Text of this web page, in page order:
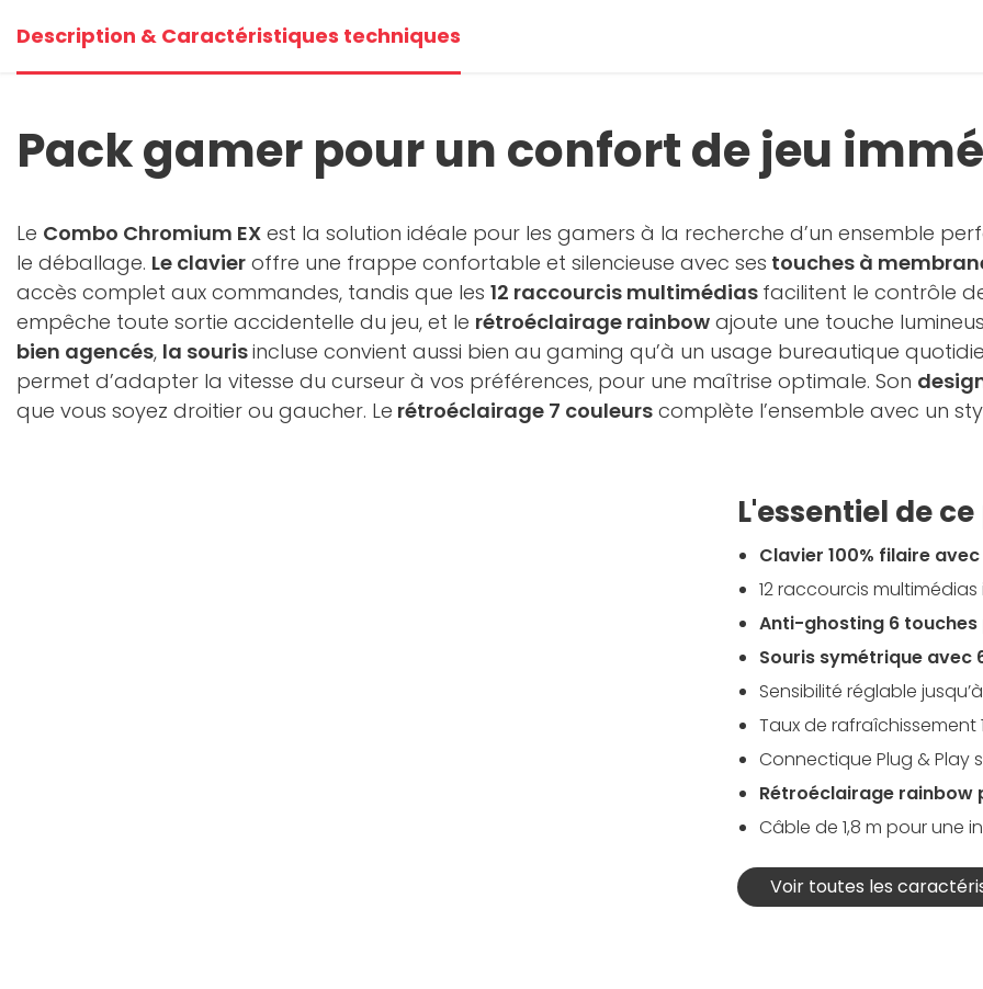
Description & Caractéristiques techniques
Pack gamer pour un confort de jeu
Le Combo Chromium EX est la solution idéale pour les gamers à la recherche d’un ensemble
le déballage. Le clavier offre une frappe confortable et silencieuse avec ses touches à
accès complet aux commandes, tandis que les 12 raccourcis multimédias facilitent le contrôle
empêche toute sortie accidentelle du jeu, et le rétroéclairage rainbow ajoute une touche
bien agencés, la sourisincluse convient aussi bien au gaming qu’à un usage bureautique
permet d’adapter la vitesse du curseur à vos préférences, pour une maîtrise optimale. Son
que vous soyez droitier ou gaucher. Le rétroéclairage 7 couleurs complète l’ensemble avec un
L'essentiel de
Clavier 100% filaire
12 raccourcis
Anti-ghosting 6
Souris symétrique avec
Sensibilité réglable
Taux de rafraîchissement
Connectique Plug & Play
Rétroéclairage rainbow
Câble de 1,8 m pour une
Voir toutes les